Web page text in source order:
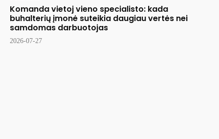
Komanda vietoj vieno specialisto: kada
buhalterių įmonė suteikia daugiau vertės nei
samdomas darbuotojas
2026-07-27